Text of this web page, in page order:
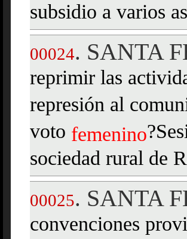
subsidio a varios
00024. SANTA
reprimir las
represión al
voto femenino
sociedad rural de
00025. SANTA
convenciones